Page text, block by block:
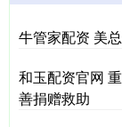
牛管家配资 美
和玉配资官网
善捐赠救助